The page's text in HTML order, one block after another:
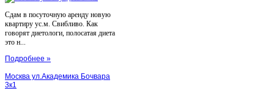
Сдам в посуточную аренду новую
квартиру ус.м. Свибливо. Как
говорят диетологи, полосатая диета
это н...
Подробнее »
Москва ул.Академика Бочвара
3к1